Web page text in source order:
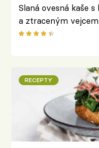
Slaná ovesná kaše
a ztraceným vejcem
RECEPTY